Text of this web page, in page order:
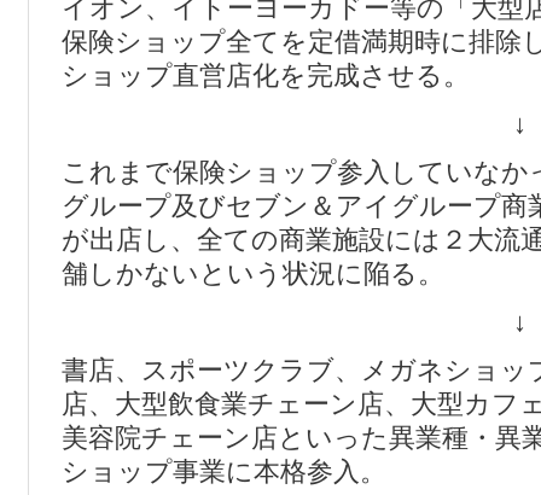
イオン、イトーヨーカドー等の「大型
保険ショップ全てを定借満期時に排除
ショップ直営店化を完成させる。
↓
これまで保険ショップ参入していなか
グループ及びセブン＆アイグループ商
が出店し、全ての商業施設には２大流
舗しかないという状況に陥る。
↓
書店、スポーツクラブ、メガネショッ
店、大型飲食業チェーン店、大型カフ
美容院チェーン店といった異業種・異
ショップ事業に本格参入。